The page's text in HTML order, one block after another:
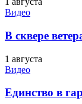
Видео
В сквере
1 августа
Видео
Единство в